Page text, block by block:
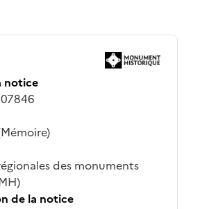
notice
des monuments
de la notice